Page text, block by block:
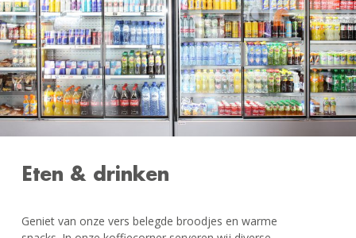
Eten & drinken
Geniet van onze vers belegde broodjes en warme